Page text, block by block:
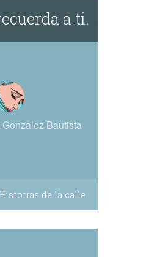
a ti.
Bautista
de la calle